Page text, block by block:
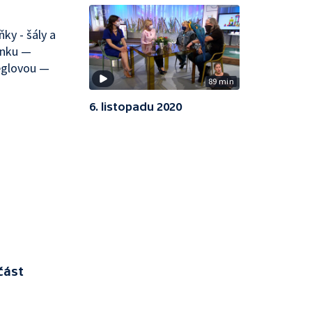
- šály a
—
—
89 min
6. listopadu 2020